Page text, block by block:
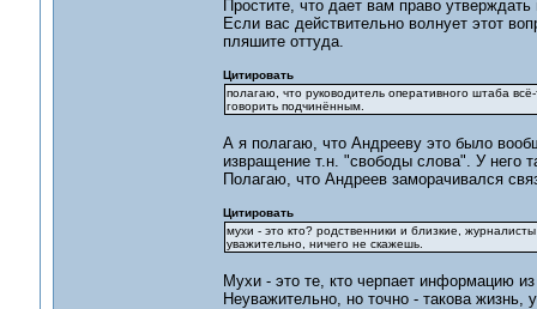
Простите, что дает вам право
Если вас действительно волнует этот
пляшите оттуда.
Цитировать
полагаю, что руководитель оперативного штаба
говорить подчинённым.
А я полагаю, что Андрееву это было
извращение т.н. "свободы слова". У него
Полагаю, что Андреев заморачивался
Цитировать
мухи - это кто? родственники и близкие,
уважительно, ничего не скажешь.
Мухи - это те, кто черпает информацию
Неуважительно, но точно - такова жизнь,